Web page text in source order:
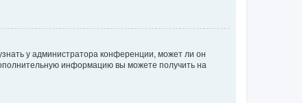
у администратора конференции, может ли он
информацию вы можете получить на